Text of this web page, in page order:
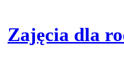
Zajęcia dla